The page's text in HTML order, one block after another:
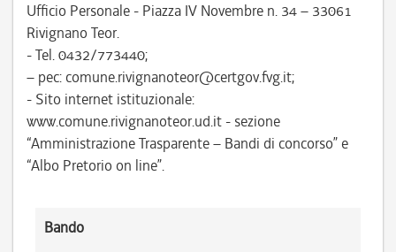
Ufficio Personale - Piazza IV Novembre n. 34 – 33061
Rivignano Teor.
- Tel. 0432/773440;
– pec: comune.rivignanoteor@certgov.fvg.it;
- Sito internet istituzionale:
www.comune.rivignanoteor.ud.it - sezione
“Amministrazione Trasparente – Bandi di concorso” e
“Albo Pretorio on line”.
Bando